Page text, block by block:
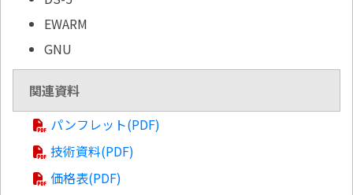
EWARM
GNU
関連資料
パンフレット(PDF)
技術資料(PDF)
価格表(PDF)